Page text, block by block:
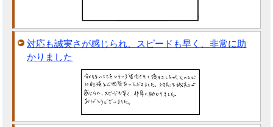
対応も誠実さが感じられ、スピードも早く、非常に助
かりました